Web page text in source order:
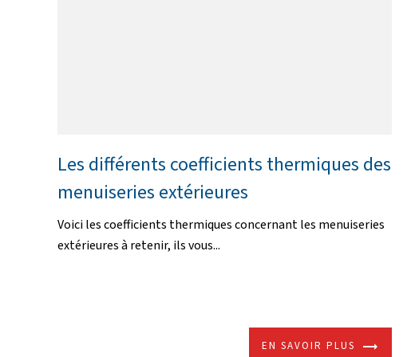
Les différents coefficients thermiques des
menuiseries extérieures
Voici les coefficients thermiques concernant les menuiseries
extérieures à retenir, ils vous...
EN SAVOIR PLUS